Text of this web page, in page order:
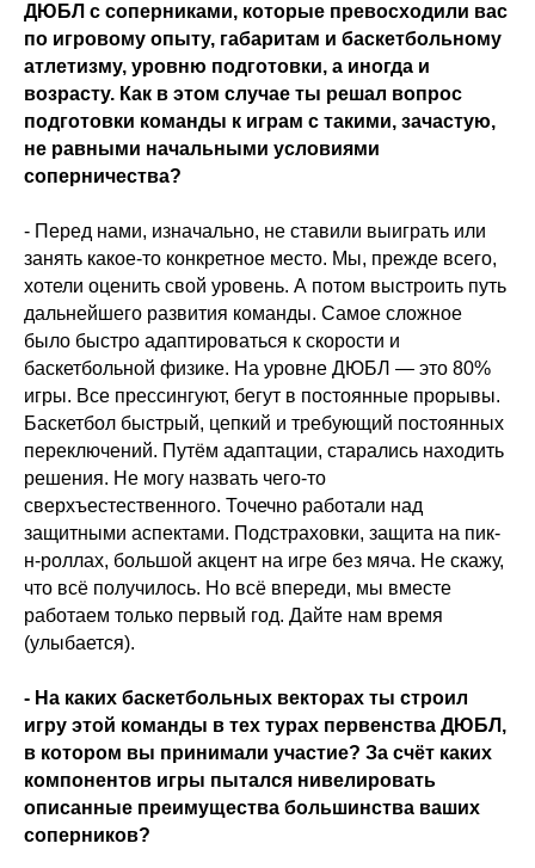
ДЮБЛ с соперниками, которые превосходили вас
по игровому опыту, габаритам и баскетбольному
атлетизму, уровню подготовки, а иногда и
возрасту. Как в этом случае ты решал вопрос
подготовки команды к играм с такими, зачастую,
не равными начальными условиями
соперничества?
- Перед нами, изначально, не ставили выиграть или
занять какое-то конкретное место. Мы, прежде всего,
хотели оценить свой уровень. А потом выстроить путь
дальнейшего развития команды. Самое сложное
было быстро адаптироваться к скорости и
баскетбольной физике. На уровне ДЮБЛ — это 80%
игры. Все прессингуют, бегут в постоянные прорывы.
Баскетбол быстрый, цепкий и требующий постоянных
переключений. Путём адаптации, старались находить
решения. Не могу назвать чего-то
сверхъестественного. Точечно работали над
защитными аспектами. Подстраховки, защита на пик-
н-роллах, большой акцент на игре без мяча. Не скажу,
что всё получилось. Но всё впереди, мы вместе
работаем только первый год. Дайте нам время
(улыбается).
- На каких баскетбольных векторах ты строил
игру этой команды в тех турах первенства ДЮБЛ,
в котором вы принимали участие? За счёт каких
компонентов игры пытался нивелировать
описанные преимущества большинства ваших
соперников?